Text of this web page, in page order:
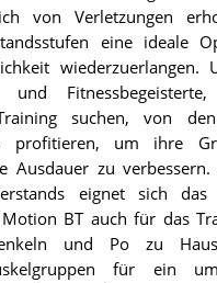
von Verletzungen
eine ideale
wiederzuerlangen.
und
suchen, von
profitieren, um ihre
Ausdauer zu verbessern.
eignet sich das
BT auch für das
und Po zu
für ein